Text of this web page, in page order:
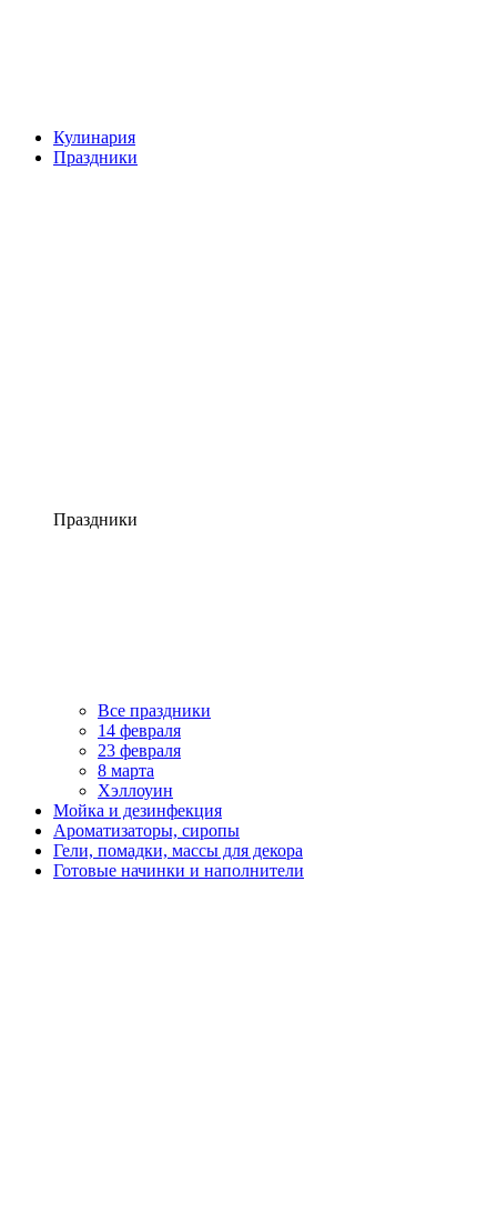
Кулинария
Праздники
Праздники
Все праздники
14 февраля
23 февраля
8 марта
Хэллоуин
Мойка и дезинфекция
Ароматизаторы, сиропы
Гели, помадки, массы для декора
Готовые начинки и наполнители